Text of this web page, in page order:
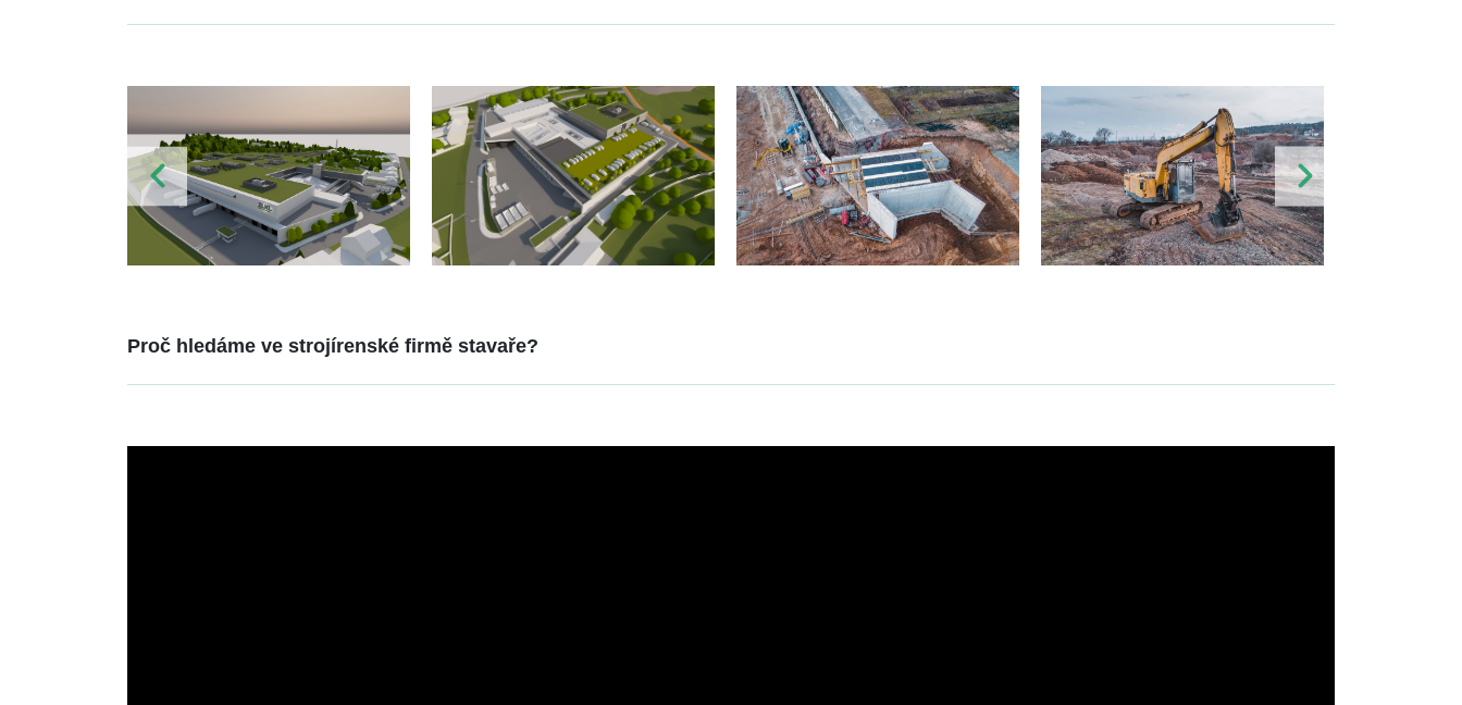
Proč hledáme ve strojírenské firmě stavaře?